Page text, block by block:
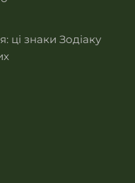
ці знаки Зодіаку